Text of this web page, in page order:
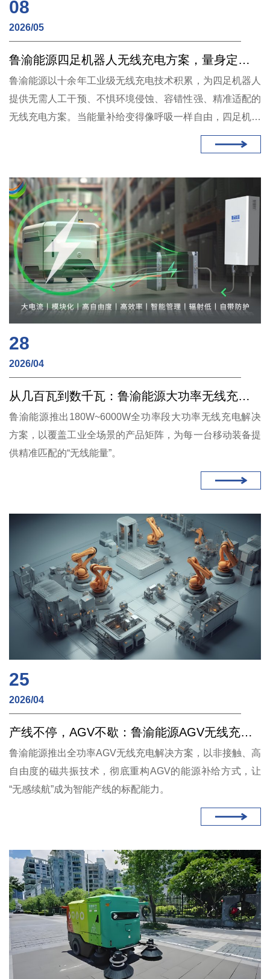
08
2026/05
鲁渝能源四足机器人无线充电方案，量身定制，告别“趴窝”焦虑
鲁渝能源以十余年工业级无线充电技术积累，为四足机器人
提供无需人工干预、不惧环境侵蚀、容错性强、精准适配的
无线充电方案。当能量补给变得像呼吸一样自由，四足机器
28
2026/04
从几百瓦到数千瓦：鲁渝能源大功率无线充电方案覆盖工业全场景
鲁渝能源推出180W~6000W全功率段大功率无线充电解决
方案，以覆盖工业全场景的产品矩阵，为每一台移动装备提
供精准匹配的“无线能量”。
25
2026/04
产线不停，AGV不歇：鲁渝能源AGV无线充电方案赋能24小时智造
鲁渝能源推出全功率AGV无线充电解决方案，以非接触、高
自由度的磁共振技术，彻底重构AGV的能源补给方式，让
“无感续航”成为智能产线的标配能力。